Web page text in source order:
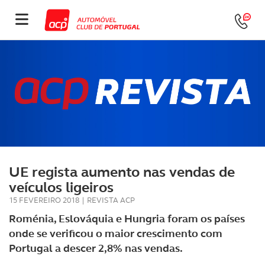
UE regista aumento nas vendas de
veículos ligeiros
15 FEVEREIRO 2018 | REVISTA ACP
Roménia, Eslováquia e Hungria foram os países
onde se verificou o maior crescimento com
Portugal a descer 2,8% nas vendas.